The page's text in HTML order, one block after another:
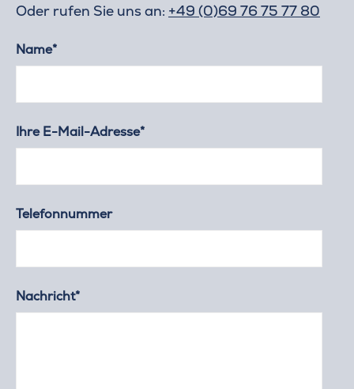
Oder rufen Sie uns an: +49 (0)69 76 75 77 80
Name*
Ihre E-Mail-Adresse*
Telefonnummer
Nachricht*